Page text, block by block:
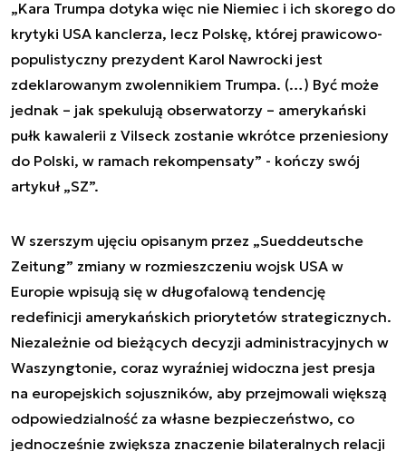
„Kara Trumpa dotyka więc nie Niemiec i ich skorego do
krytyki USA kanclerza, lecz Polskę, której prawicowo-
populistyczny prezydent Karol Nawrocki jest
zdeklarowanym zwolennikiem Trumpa. (…) Być może
jednak – jak spekulują obserwatorzy – amerykański
pułk kawalerii z Vilseck zostanie wkrótce przeniesiony
do Polski, w ramach rekompensaty” - kończy swój
artykuł „SZ”.
W szerszym ujęciu opisanym przez „Sueddeutsche
Zeitung” zmiany w rozmieszczeniu wojsk USA w
Europie wpisują się w długofalową tendencję
redefinicji amerykańskich priorytetów strategicznych.
Niezależnie od bieżących decyzji administracyjnych w
Waszyngtonie, coraz wyraźniej widoczna jest presja
na europejskich sojuszników, aby przejmowali większą
odpowiedzialność za własne bezpieczeństwo, co
jednocześnie zwiększa znaczenie bilateralnych relacji